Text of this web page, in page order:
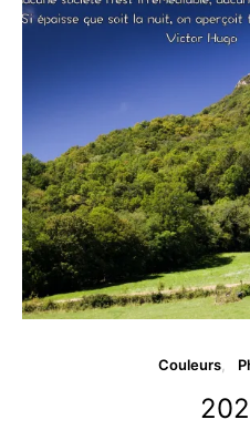
Couleurs